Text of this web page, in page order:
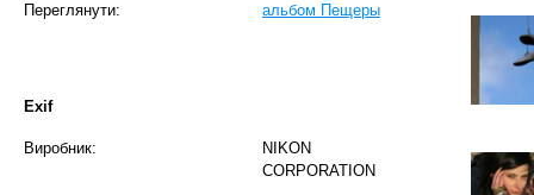
Переглянути:
альбом Пещеры
Exif
Виробник:
NIKON
CORPORATION